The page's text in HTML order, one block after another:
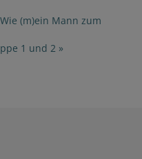
(m)ein Mann zum
1 und 2 »